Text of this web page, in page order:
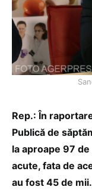
Rep.: În
Publică de
la aproape 97
acute, fata de
au fost 45 de